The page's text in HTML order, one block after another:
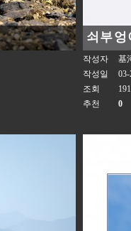
쇠부엉
작성자
基
작성일
03-
조회
추천
0